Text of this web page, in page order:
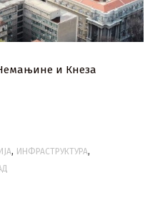
и Кнеза
, ИНФРАСТРУКТУРА,